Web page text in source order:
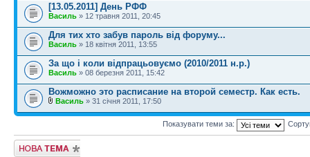
[13.05.2011] День РФФ
Василь » 12 травня 2011, 20:45
Для тих хто забув пароль від форуму...
Василь » 18 квітня 2011, 13:55
За що і коли відпрацьовуємо (2010/2011 н.р.)
Василь » 08 березня 2011, 15:42
Вожможно это расписание на второй семестр. Как есть.
Василь » 31 січня 2011, 17:50
Показувати теми за:
Створити нову
тему